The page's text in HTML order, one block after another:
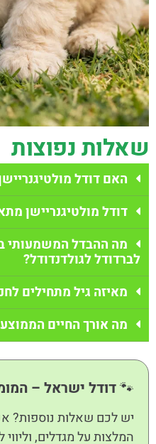
שאלות נפוצות
האם דודל
דודל מולטיגנריישן
מה ההבדל המשמעותי
לברדודל לגולדנדודל?
מאיזה גיל מתחילים
מה אורך החיים
🐾דודל ישראל –
יש לכם שאלות נוספות?
המלצות על מגדלים,